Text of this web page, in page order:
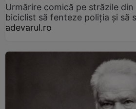
Urmărire comică pe străzile din
biciclist să fenteze poliția și să
adevarul.ro